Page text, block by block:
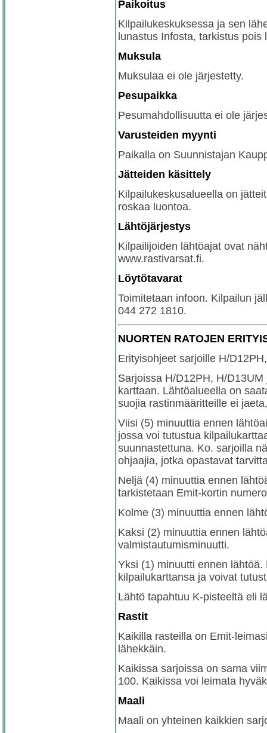
Paikoitus
Kilpailukeskuksessa ja sen
lunastus Infosta, tarkistus pois
Muksula
Muksulaa ei ole järjestetty.
Pesupaikka
Pesumahdollisuutta ei ole
Varusteiden myynti
Paikalla on Suunnistajan
Jätteiden käsittely
Kilpailukeskusalueella on
roskaa luontoa.
Lähtöjärjestys
Kilpailijoiden lähtöajat ovat
www.rastivarsat.fi.
Löytötavarat
Toimitetaan infoon. Kilpailun
044 272 1810.
NUORTEN RATOJEN
Erityisohjeet sarjoille H/
Sarjoissa H/D12PH, H/
karttaan. Lähtöalueella on
suojia rastinmääritteille ei
Viisi (5) minuuttia ennen
jossa voi tutustua
suunnastettuna. Ko. sarjoilla
ohjaajia, jotka opastavat
Neljä (4) minuuttia ennen
tarkistetaan Emit-kortin
Kolme (3) minuuttia ennen
Kaksi (2) minuuttia ennen
valmistautumisminuutti.
Yksi (1) minuutti ennen
kilpailukarttansa ja voivat
Lähtö tapahtuu K-pisteeltä eli
Rastit
Kaikilla rasteilla on Emit-
lähekkäin.
Kaikissa sarjoissa on sama
100. Kaikissa voi leimata
Maali
Maali on yhteinen kaikkien